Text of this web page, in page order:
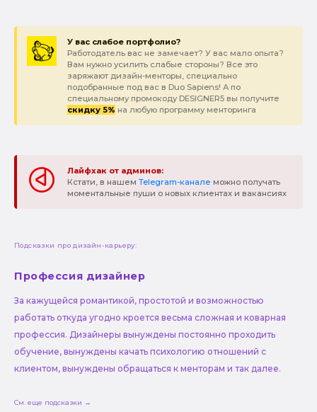
У вас слабое портфолио?
Работодатель вас не замечает? У вас мало опыта?
Вам нужно усилить слабые стороны? Все это
заряжают дизайн-менторы, специально
подобранные под вас в Duo Sapiens! А по
специальному промокоду DESIGNER5 вы получите
скидку 5% на любую программу менторинга
Лайфхак от админов:
Кстати, в нашем Telegram-канале можно получать
моментальные пуши о новых клиентах и вакансиях
Подсказки про дизайн-карьеру:
Профессия дизайнер
За кажущейся романтикой, простотой и возможностью
работать откуда угодно кроется весьма сложная и коварная
профессия. Дизайнеры вынуждены постоянно проходить
обучение, вынуждены качать психологию отношений с
клиентом, вынуждены обращаться к менторам и так далее.
См. еще подсказки →